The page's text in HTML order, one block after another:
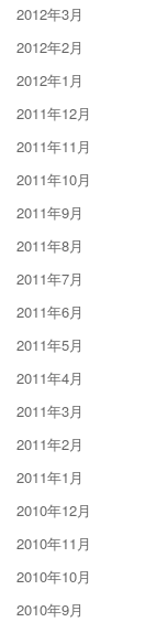
2012年3月
2012年2月
2012年1月
2011年12月
2011年11月
2011年10月
2011年9月
2011年8月
2011年7月
2011年6月
2011年5月
2011年4月
2011年3月
2011年2月
2011年1月
2010年12月
2010年11月
2010年10月
2010年9月